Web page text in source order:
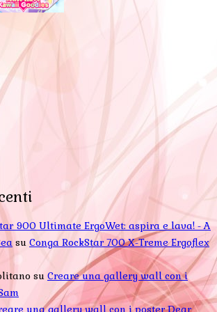
900 Ultimate ErgoWet: aspira e lava! - A
su Conga RockStar 700 X-Treme Ergoflex
su Creare una gallery wall con i
una gallery wall con i poster Dear